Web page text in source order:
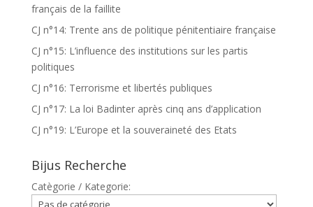
français de la faillite
CJ n°14: Trente ans de politique pénitentiaire française
CJ n°15: L’influence des institutions sur les partis
politiques
CJ n°16: Terrorisme et libertés publiques
CJ n°17: La loi Badinter après cinq ans d’application
CJ n°19: L’Europe et la souveraineté des Etats
Bijus Recherche
Catègorie / Kategorie: